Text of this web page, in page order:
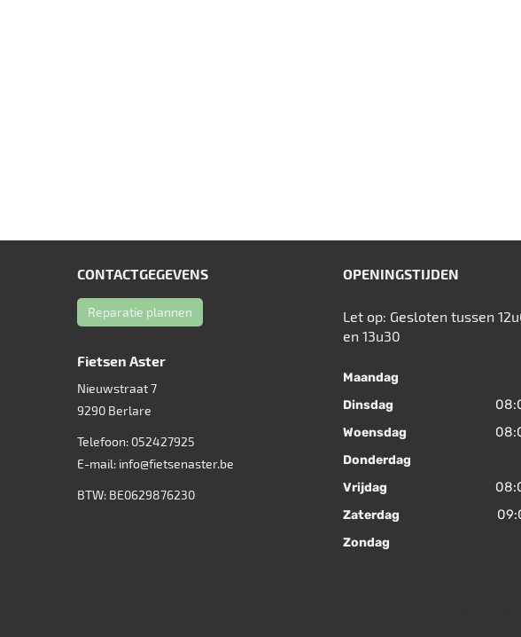
CONTACTGEGEVENS
Reparatie plannen
Fietsen Aster
Nieuwstraat 7
9290 Berlare
Telefoon: 052427925
E-mail: info@fietsenaster.be
BTW: BE0629876230
OPENINGSTIJDEN
Let op: Gesloten tussen
en 13u30
Maandag
Dinsdag
Woensdag
Donderdag
Vrijdag
Zaterdag
Zondag